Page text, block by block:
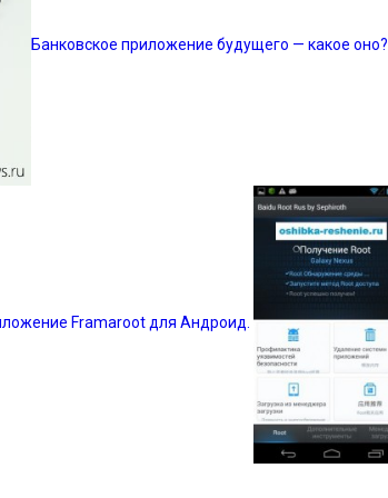
Банковское приложение будущего — какое оно?
Framaroot для Андроид.